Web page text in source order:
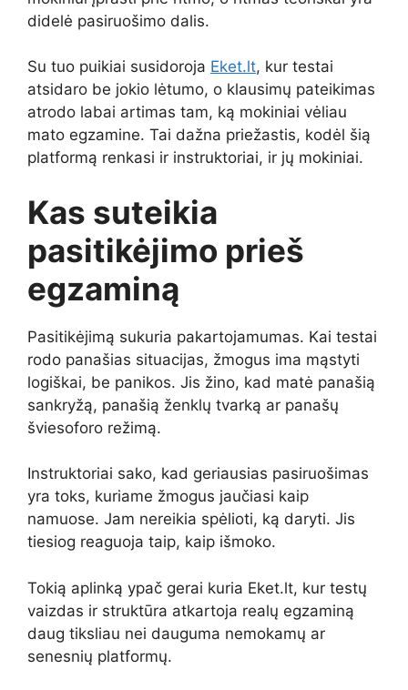
didelė pasiruošimo dalis.
Su tuo puikiai susidoroja Eket.lt, kur testai
atsidaro be jokio lėtumo, o klausimų pateikimas
atrodo labai artimas tam, ką mokiniai vėliau
mato egzamine. Tai dažna priežastis, kodėl šią
platformą renkasi ir instruktoriai, ir jų mokiniai.
Kas suteikia
pasitikėjimo prieš
egzaminą
Pasitikėjimą sukuria pakartojamumas. Kai testai
rodo panašias situacijas, žmogus ima mąstyti
logiškai, be panikos. Jis žino, kad matė panašią
sankryžą, panašią ženklų tvarką ar panašų
šviesoforo režimą.
Instruktoriai sako, kad geriausias pasiruošimas
yra toks, kuriame žmogus jaučiasi kaip
namuose. Jam nereikia spėlioti, ką daryti. Jis
tiesiog reaguoja taip, kaip išmoko.
Tokią aplinką ypač gerai kuria Eket.lt, kur testų
vaizdas ir struktūra atkartoja realų egzaminą
daug tiksliau nei dauguma nemokamų ar
senesnių platformų.